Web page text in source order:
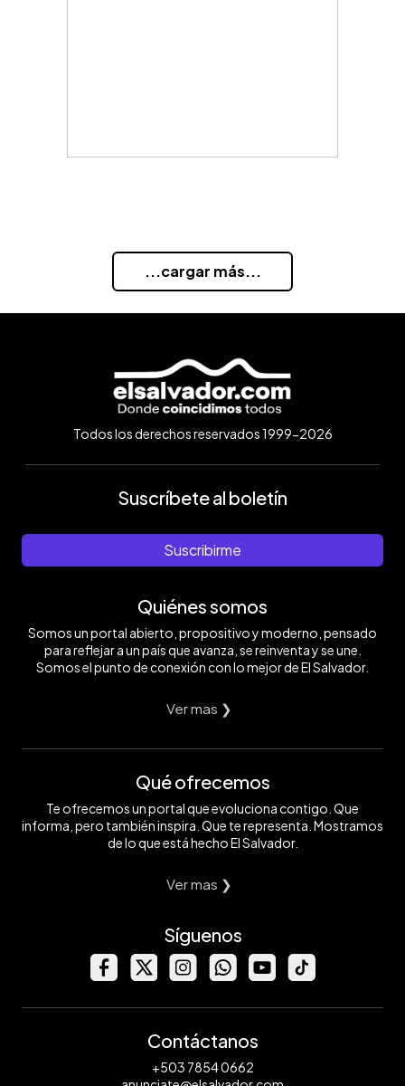
...cargar más...
Todos los derechos reservados 1999-2026
Suscríbete al boletín
Suscribirme
Quiénes somos
Somos un portal abierto, propositivo y moderno, pensado
para reflejar a un país que avanza, se reinventa y se une.
Somos el punto de conexión con lo mejor de El Salvador.
Ver mas ❯
Qué ofrecemos
Te ofrecemos un portal que evoluciona contigo. Que
informa, pero también inspira. Que te representa. Mostramos
de lo que está hecho El Salvador.
Ver mas ❯
Síguenos
Contáctanos
+503 7854 0662